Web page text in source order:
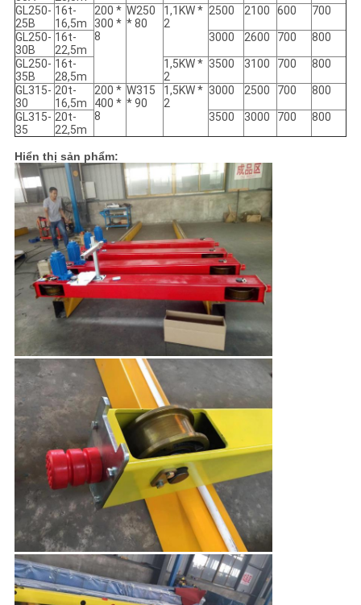
GL250-
25B
16t-
16,5m
200 *
300 *
8
W250
* 80
1,1KW *
2
2500 2100 600 700
GL250-
30B
16t-
22,5m
3000 2600 700 800
GL250-
35B
16t-
28,5m
1,5KW *
2
3500 3100 700 800
GL315-
30
20t-
16,5m
200 *
400 *
8
W315
* 90
1,5KW *
2
3000 2500 700 800
GL315-
35
20t-
22,5m
3500 3000 700 800
Hiển thị sản phẩm: